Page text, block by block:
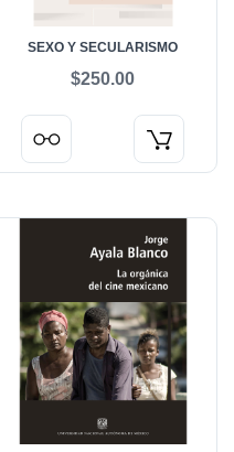
SEXO Y SECULARISMO
$250.00